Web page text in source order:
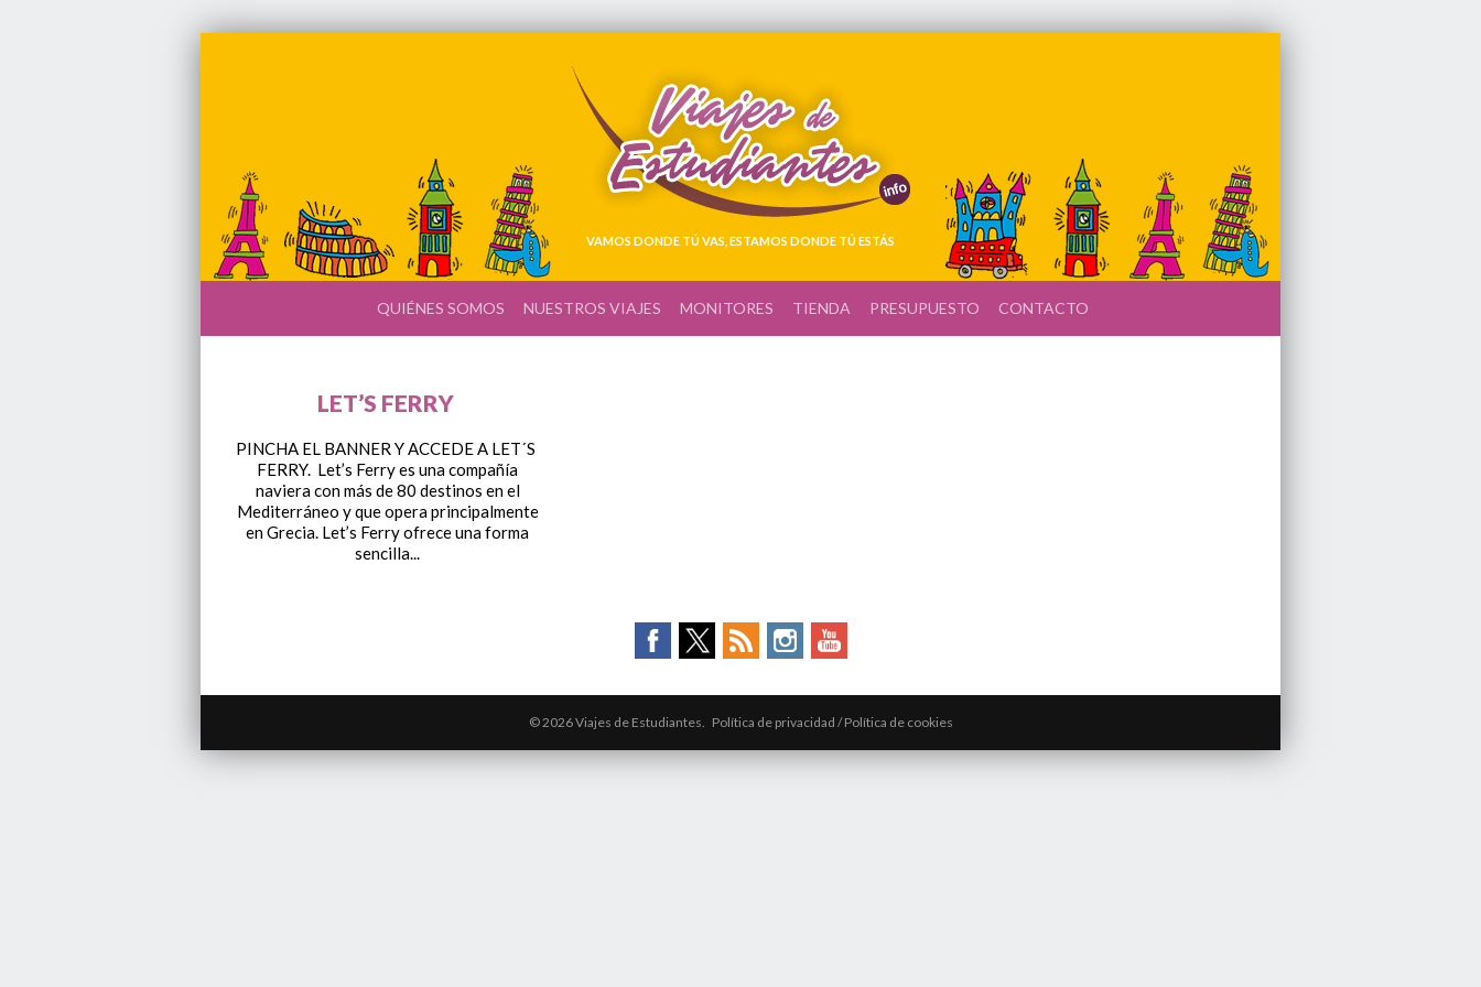
VAMOS DONDE TÚ VAS, ESTAMOS DONDE TÚ ESTÁS
QUIÉNES SOMOS NUESTROS VIAJES MONITORES TIENDA PRESUPUESTO CONTACTO
LET’S FERRY
PINCHA EL BANNER Y ACCEDE A LET´S
FERRY. Let’s Ferry es una compañía
naviera con más de 80 destinos en el
Mediterráneo y que opera principalmente
en Grecia. Let’s Ferry ofrece una forma
sencilla...
© 2026 Viajes de Estudiantes. Política de privacidad /Política de cookies